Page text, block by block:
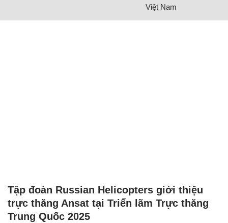
Việt Nam
Tập đoàn Russian Helicopters giới thiệu
trực thăng Ansat tại Triển lãm Trực thăng
Trung Quốc 2025